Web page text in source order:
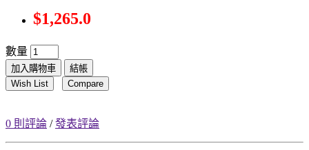
$1,265.0
數量
加入購物車
結帳
Wish List
Compare
0 則評論 /發表評論